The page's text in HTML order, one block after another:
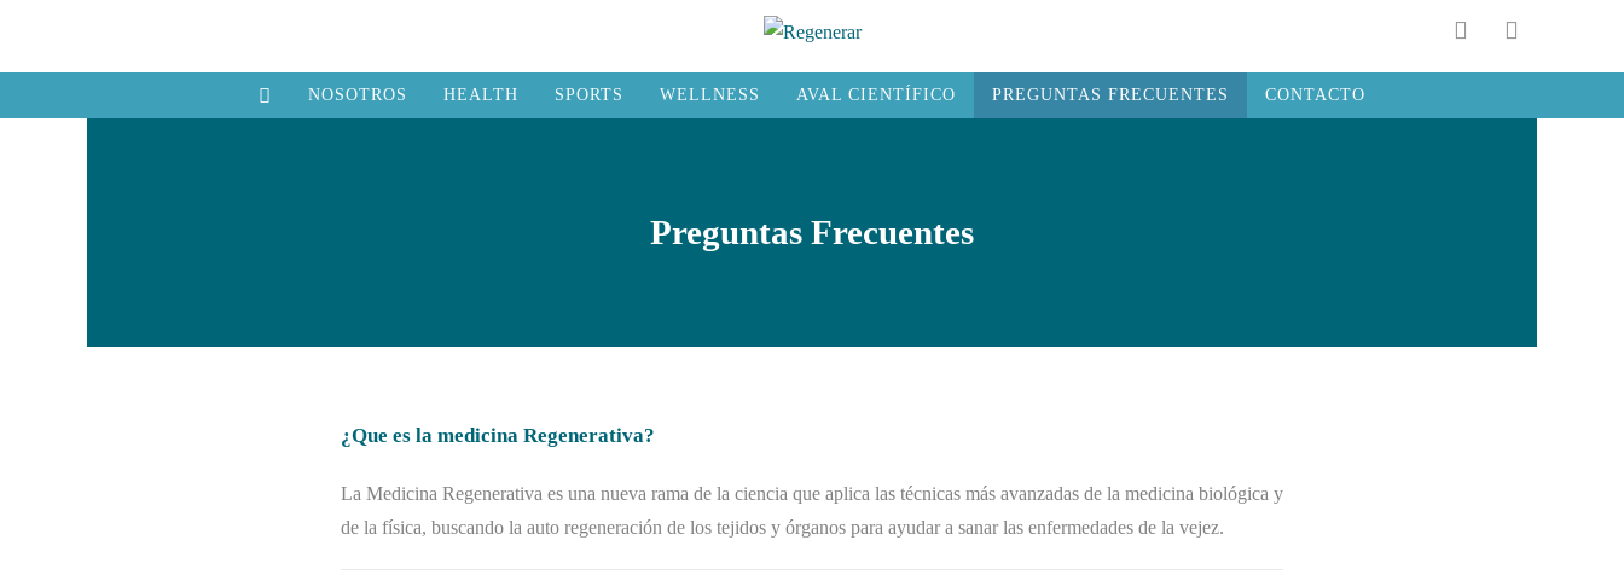
NOSOTROS HEALTH SPORTS WELLNESS AVAL CIENTÍFICO PREGUNTAS FRECUENTES CONTACTO
Preguntas Frecuentes
¿Que es la medicina Regenerativa?
La Medicina Regenerativa es una nueva rama de la ciencia que aplica las técnicas más avanzadas de la medicina biológica y
de la física, buscando la auto regeneración de los tejidos y órganos para ayudar a sanar las enfermedades de la vejez.